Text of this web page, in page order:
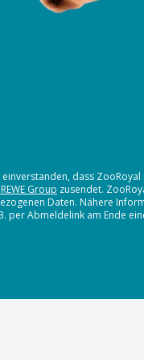
dass ZooRoyal
Group zusendet.
Daten. Nähere
per Abmeldelink am Ende